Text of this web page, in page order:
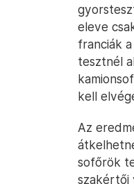
eleve
franciák
tesztnél
kell
Az
sofőrök
szakértői